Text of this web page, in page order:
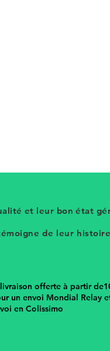
et leur bon état
de leur
livraison offerte à partir
un envoi Mondial Relay
en Colissimo